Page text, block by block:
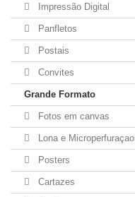
Impressão Digital
Panfletos
Postais
Convites
Grande Formato
Fotos em canvas
Lona e Microperfuraçao
Posters
Cartazes